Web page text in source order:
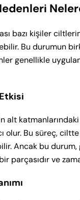
bazı kişiler
Bu durumun
genellikle
alt
olur. Bu süreç,
Ancak bu
parçasıdır ve